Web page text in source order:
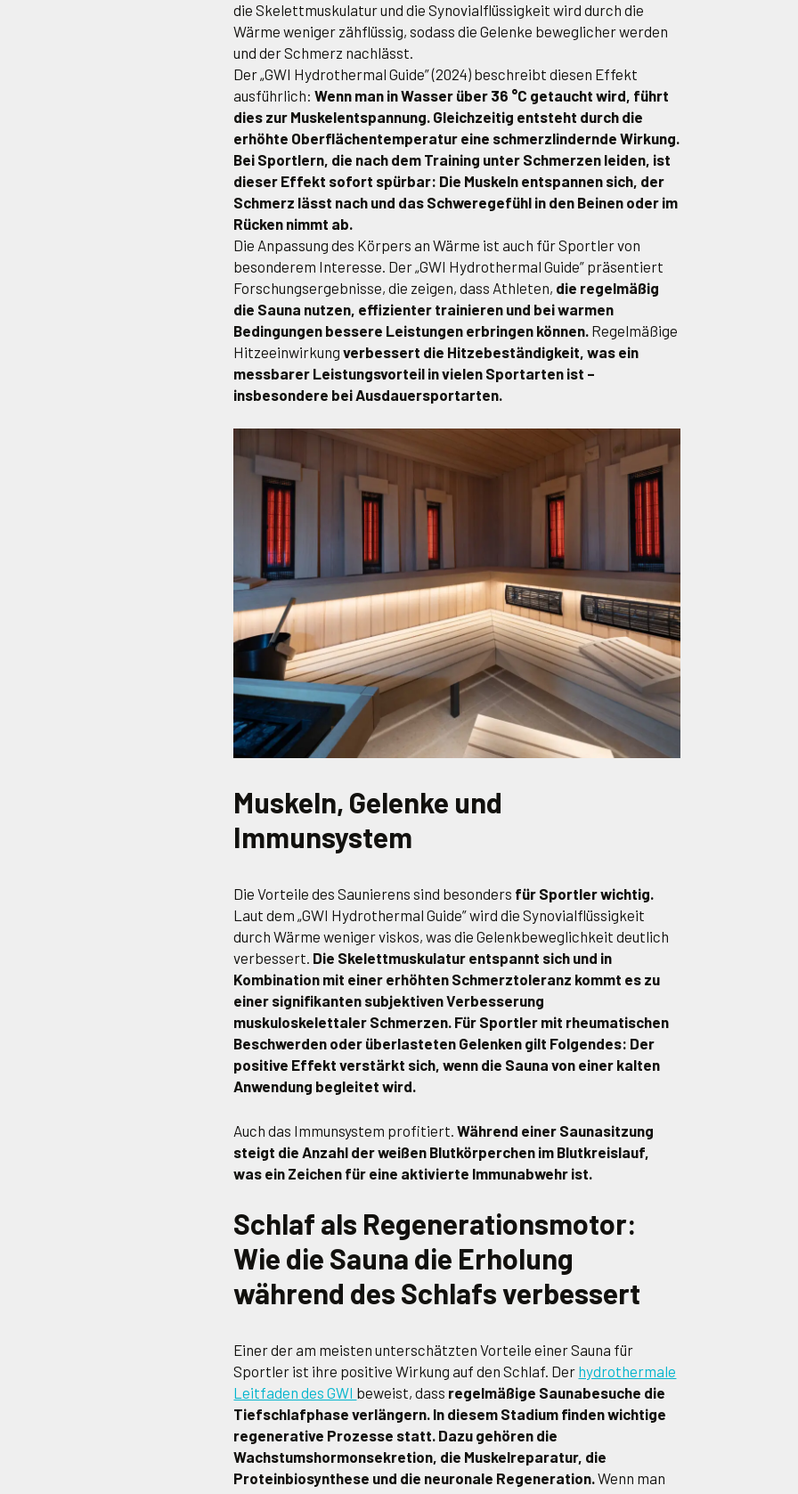
die Skelettmuskulatur und die Synovialflüssigkeit wird durch die
Wärme weniger zähflüssig, sodass die Gelenke beweglicher werden
und der Schmerz nachlässt.
Der „GWI Hydrothermal Guide” (2024) beschreibt diesen Effekt
ausführlich: Wenn man in Wasser über 36 °C getaucht wird, führt
dies zur Muskelentspannung. Gleichzeitig entsteht durch die
erhöhte Oberflächentemperatur eine schmerzlindernde Wirkung.
Bei Sportlern, die nach dem Training unter Schmerzen leiden, ist
dieser Effekt sofort spürbar: Die Muskeln entspannen sich, der
Schmerz lässt nach und das Schweregefühl in den Beinen oder im
Rücken nimmt ab.
Die Anpassung des Körpers an Wärme ist auch für Sportler von
besonderem Interesse. Der „GWI Hydrothermal Guide” präsentiert
Forschungsergebnisse, die zeigen, dass Athleten, die regelmäßig
die Sauna nutzen, effizienter trainieren und bei warmen
Bedingungen bessere Leistungen erbringen können. Regelmäßige
Hitzeeinwirkungverbessert die Hitzebeständigkeit, was ein
messbarer Leistungsvorteil in vielen Sportarten ist –
insbesondere bei Ausdauersportarten.
Muskeln, Gelenke und
Immunsystem
Die Vorteile des Saunierens sind besonders für Sportler wichtig.
Laut dem „GWI Hydrothermal Guide” wird die Synovialflüssigkeit
durch Wärme weniger viskos, was die Gelenkbeweglichkeit deutlich
verbessert. Die Skelettmuskulatur entspannt sich und in
Kombination mit einer erhöhten Schmerztoleranz kommt es zu
einer signifikanten subjektiven Verbesserung
muskuloskelettaler Schmerzen. Für Sportler mit rheumatischen
Beschwerden oder überlasteten Gelenken gilt Folgendes: Der
positive Effekt verstärkt sich, wenn die Sauna von einer kalten
Anwendung begleitet wird.
Auch das Immunsystem profitiert.Während einer Saunasitzung
steigt die Anzahl der weißen Blutkörperchen im Blutkreislauf,
was ein Zeichen für eine aktivierte Immunabwehr ist.
Schlaf als Regenerationsmotor:
Wie die Sauna die Erholung
während des Schlafs verbessert
Einer der am meisten unterschätzten Vorteile einer Sauna für
Sportler ist ihre positive Wirkung auf den Schlaf. Der hydrothermale
Leitfaden des GWI beweist, dass regelmäßige Saunabesuche die
Tiefschlafphase verlängern. In diesem Stadium finden wichtige
regenerative Prozesse statt. Dazu gehören die
Wachstumshormonsekretion, die Muskelreparatur, die
Proteinbiosynthese und die neuronale Regeneration.Wenn man